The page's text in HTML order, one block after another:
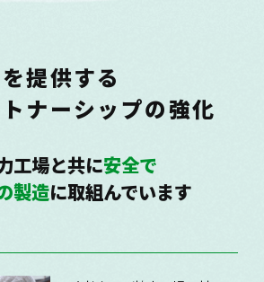
提供する
ナーシップの強化
工場と共に安全で
製造に取組んでいます